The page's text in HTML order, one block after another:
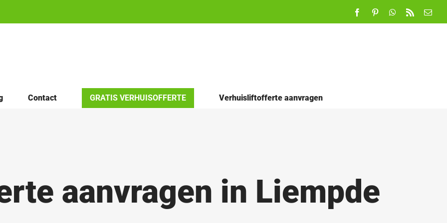
FacebookPinterestWhatsApp
Rss
E-
Contact GRATIS VERHUISOFFERTE Verhuisliftofferte aanvragen
aanvragen in Liempde